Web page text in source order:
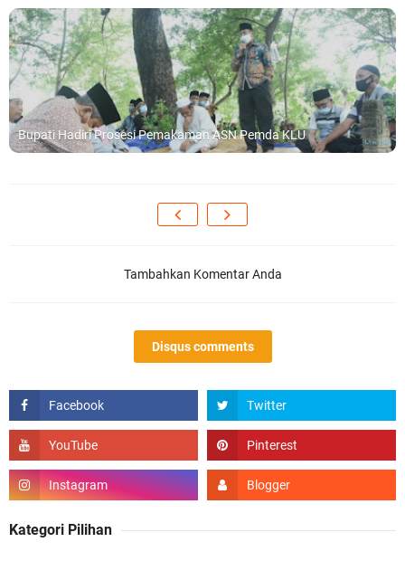
Bupati Hadiri Prosesi Pemakaman ASN Pemda KLU
Tambahkan Komentar Anda
Disqus comments
Kategori Pilihan